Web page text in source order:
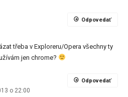
třeba v Exploreru/Opera všechny ty
jen chrome?
Odpovedať
o 22:00
Odpovedať